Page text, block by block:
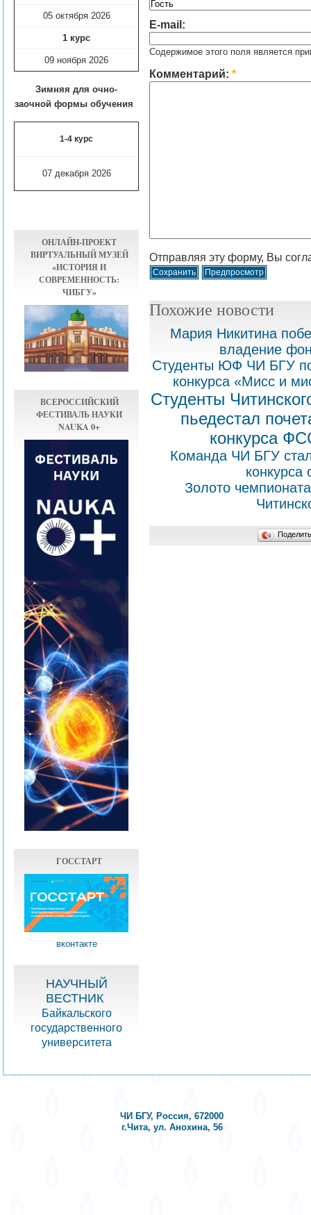
05 октября 2026
1 курс
09 ноября 2026
Зимняя для очно-
заочной формы обучения
1-4 курс
07 декабря 2026
ОНЛАЙН-ПРОЕКТ
ВИРТУАЛЬНЫЙ МУЗЕЙ
«ИСТОРИЯ И
СОВРЕМЕННОСТЬ:
ЧИБГУ»
ВСЕРОССИЙСКИЙ
ФЕСТИВАЛЬ НАУКИ
NAUKA 0+
ГОССТАРТ
вконтакте
НАУЧНЫЙ
ВЕСТНИК
Байкальского
государственного
университета
E-mail:
Содержимое этого поля является
Комментарий: *
Отправляя эту форму, Вы
Похожие новости
Мария Никитина
владение
Студенты ЮФ ЧИ БГУ
конкурса «Мисс и
Студенты
пьедестал
конкурса
Команда ЧИ БГУ
конкурса
Золото
ЧИ БГУ, Россия, 672000
г.Чита, ул. Анохина, 56